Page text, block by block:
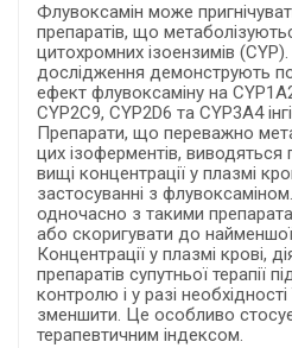
Флувоксамін може
препаратів, що
цитохромних ізоензимів
дослідження демонструють
ефект флувоксаміну на
CYP2С9, CYP2D6 та CYP3А4
Препарати, що переважно
цих ізоферментів, виводяться
вищі концентрації у плазмі
застосуванні з
одночасно з такими
або скоригувати до
Концентрації у плазмі крові,
препаратів супутньої терапії
контролю і у разі
зменшити. Це особливо
терапевтичним індексом.